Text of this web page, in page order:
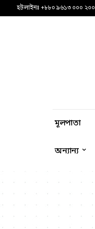
হটলাইনঃ +৮৮০ ৯৬১৩ ০০০ ২০০
মূলপাতা
অন্যান্য